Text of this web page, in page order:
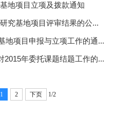
地项目立项及拨款通知
究基地项目评审结果的公...
地项目申报与立项工作的通...
年委托课题结题工作的...
1 2 下页 1/2